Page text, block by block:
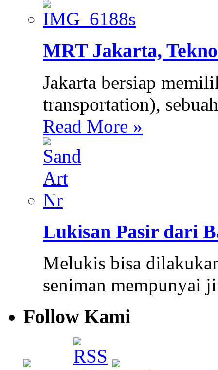
MRT Jakarta,
Jakarta bersiap
transportation),
Read More »
Lukisan Pasir dari
Melukis bisa
seniman mempunyai
Follow Kami